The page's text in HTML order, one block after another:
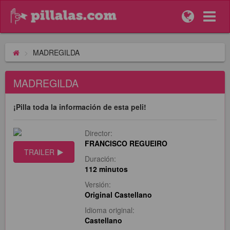
MADREGILDA
MADREGILDA
¡Pilla toda la información de esta peli!
TRAILER
Director:
FRANCISCO REGUEIRO
Duración:
112 minutos
Versión:
Original Castellano
Idioma original:
Castellano